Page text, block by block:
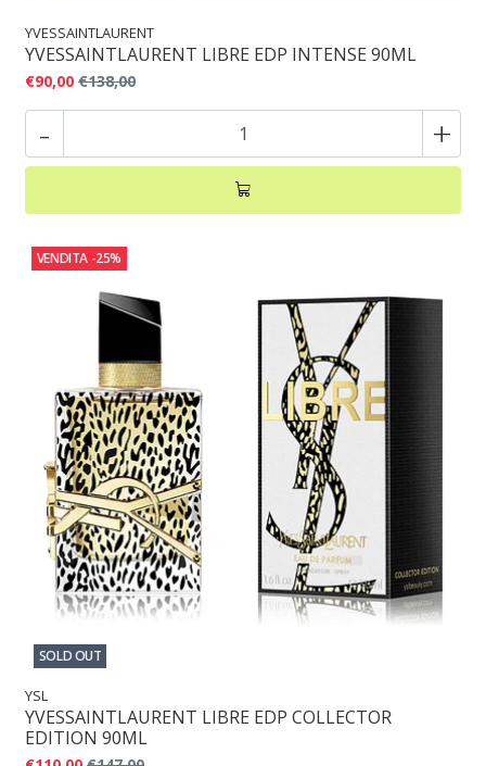
YVESSAINTLAURENT
YVESSAINTLAURENT LIBRE EDP INTENSE 90ML
€90,00 €138,00
- +
VENDITA -25%
SOLD OUT
YSL
YVESSAINTLAURENT LIBRE EDP COLLECTOR
EDITION 90ML